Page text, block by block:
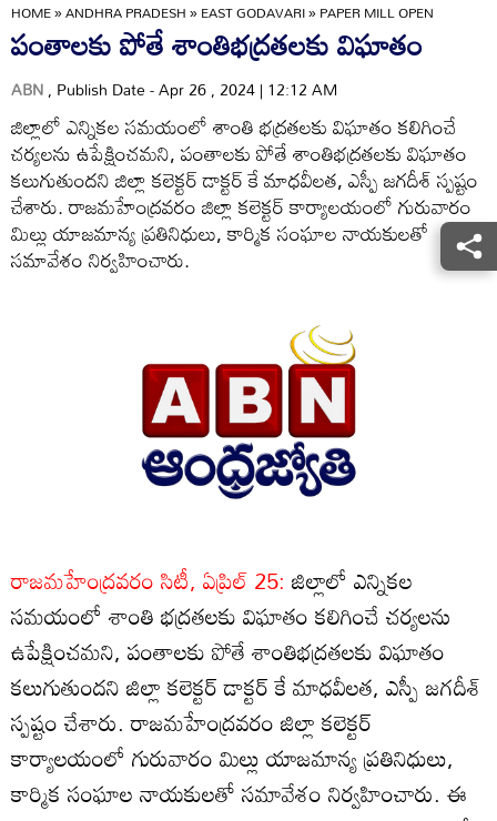
HOME»ANDHRA PRADESH»EAST GODAVARI»PAPER MILL OPEN
పంతాలకు పోతే శాంతిభద్రతలకు విఘాతం
ABN, Publish Date - Apr 26 , 2024 | 12:12 AM
జిల్లాలో ఎన్నికల సమయంలో శాంతి భద్రతలకు విఘాతం కలిగించే
చర్యలను ఉపేక్షించమని, పంతాలకు పోతే శాంతిభద్రతలకు విఘాతం
కలుగుతుందని జిల్లా కలెక్టర్‌ డాక్టర్‌ కే మాధవీలత, ఎస్పీ జగదీశ్‌ స్పష్టం
చేశారు. రాజమహేంద్రవరం జిల్లా కలెక్టర్‌ కార్యాలయంలో గురువారం
మిల్లు యాజమాన్య ప్రతినిధులు, కార్మిక సంఘాల నాయకులతో
సమావేశం నిర్వహించారు.
రాజమహేంద్రవరం సిటీ, ఏప్రిల్‌ 25: జిల్లాలో ఎన్నికల
సమయంలో శాంతి భద్రతలకు విఘాతం కలిగించే చర్యలను
ఉపేక్షించమని, పంతాలకు పోతే శాంతిభద్రతలకు విఘాతం
కలుగుతుందని జిల్లా కలెక్టర్‌ డాక్టర్‌ కే మాధవీలత, ఎస్పీ జగదీశ్‌
స్పష్టం చేశారు. రాజమహేంద్రవరం జిల్లా కలెక్టర్‌
కార్యాలయంలో గురువారం మిల్లు యాజమాన్య ప్రతినిధులు,
కార్మిక సంఘాల నాయకులతో సమావేశం నిర్వహించారు. ఈ